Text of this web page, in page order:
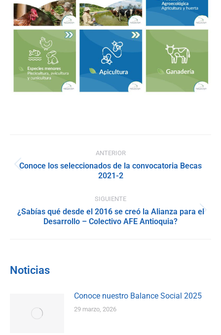
entre
publicaciones
ANTERIOR
Publicación
anterior:
Conoce los seleccionados de la convocatoria Becas
2021-2
SIGUIENTE
Publicación
siguiente:
¿Sabías qué desde el 2016 se creó la Alianza para el
Desarrollo – Colectivo AFE Antioquia?
Noticias
Conoce nuestro Balance Social 2025
29 marzo, 2026